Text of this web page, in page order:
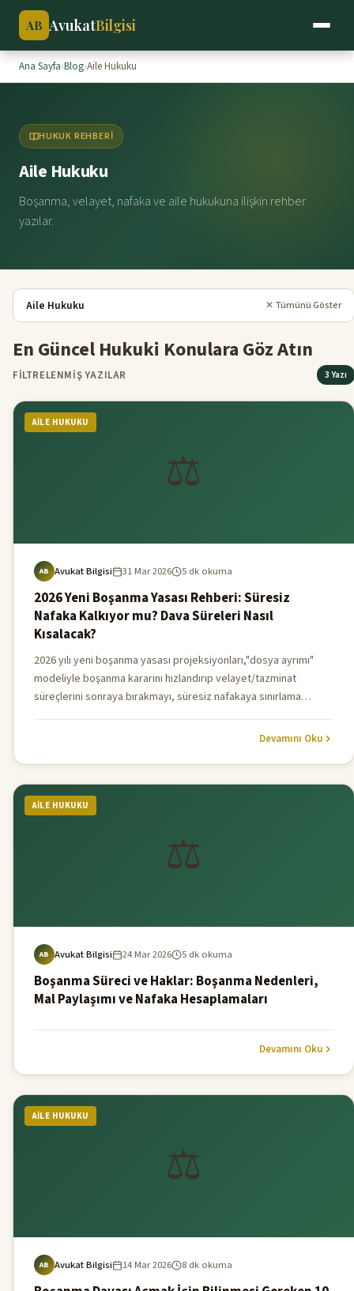
AB AvukatBilgisi
Ana Sayfa›Blog›Aile Hukuku
HUKUK REHBERI
Aile Hukuku
Boşanma, velayet, nafaka ve aile hukukuna ilişkin rehber
yazılar.
Aile Hukuku ✕ Tümünü Göster
En Güncel Hukuki Konulara Göz Atın
FILTRELENMIŞ YAZILAR 3 Yazı
⚖️
AILE HUKUKU
AB Avukat Bilgisi 31 Mar 2026 5 dk okuma
2026 Yeni Boşanma Yasası Rehberi: Süresiz
Nafaka Kalkıyor mu? Dava Süreleri Nasıl
Kısalacak?
2026 yılı yeni boşanma yasası projeksiyonları,"dosya ayrımı"
modeliyle boşanma kararını hızlandırıp velayet/tazminat
süreçlerini sonraya bırakmayı, süresiz nafakaya sınırlama
getirmeyi ve arabuluculuk mekanizmasını yaygınlaştırmayı
Devamını Oku
⚖️
AILE HUKUKU
AB Avukat Bilgisi 24 Mar 2026 5 dk okuma
Boşanma Süreci ve Haklar: Boşanma Nedenleri,
Mal Paylaşımı ve Nafaka Hesaplamaları
Devamını Oku
⚖️
AILE HUKUKU
AB Avukat Bilgisi 14 Mar 2026 8 dk okuma